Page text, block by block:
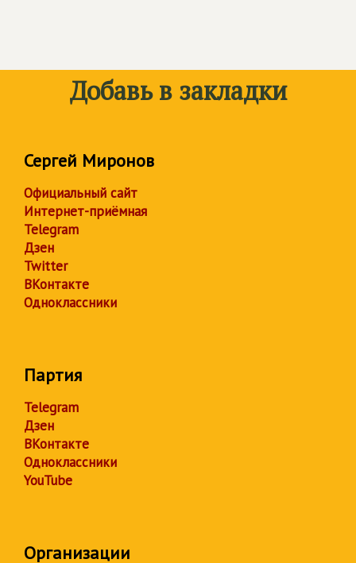
Добавь в закладки
Сергей Миронов
Официальный сайт
Интернет-приёмная
Telegram
Дзен
Twitter
ВКонтакте
Одноклассники
Партия
Telegram
Дзен
ВКонтакте
Одноклассники
YouTube
Организации